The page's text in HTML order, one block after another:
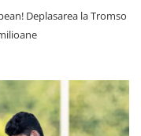
Deplasarea la Tromso